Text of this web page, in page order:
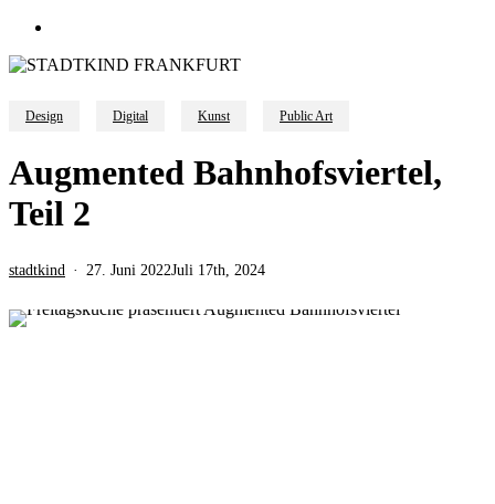
Design Digital Kunst Public Art
Augmented Bahnhofsviertel,
Teil 2
stadtkind 27. Juni 2022Juli 17th, 2024